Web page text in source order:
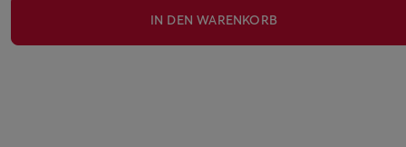
IN DEN WARENKORB